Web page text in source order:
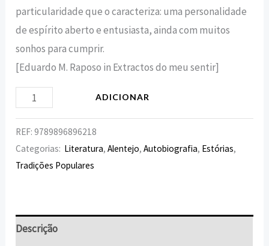
particularidade que o caracteriza: uma personalidade
de espírito aberto e entusiasta, ainda com muitos
sonhos para cumprir.
[Eduardo M. Raposo in Extractos do meu sentir]
ADICIONAR
REF:9789896896218
Categorias: Literatura,Alentejo,Autobiografia, Estórias,
Tradições Populares
Descrição